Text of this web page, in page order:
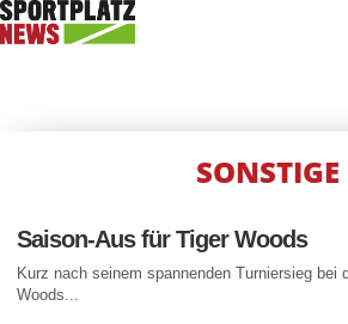
SONSTIGE
Saison-Aus für Tiger Woods
Kurz nach seinem spannenden Turniersieg bei
Woods...